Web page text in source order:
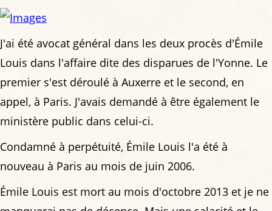
J'ai été avocat général dans les deux procès d'Émile
Louis dans l'affaire dite des disparues de l'Yonne. Le
premier s'est déroulé à Auxerre et le second, en
appel, à Paris. J'avais demandé à être également le
ministère public dans celui-ci.
Condamné à perpétuité, Émile Louis l'a été à
nouveau à Paris au mois de juin 2006.
Émile Louis est mort au mois d'octobre 2013 et je ne